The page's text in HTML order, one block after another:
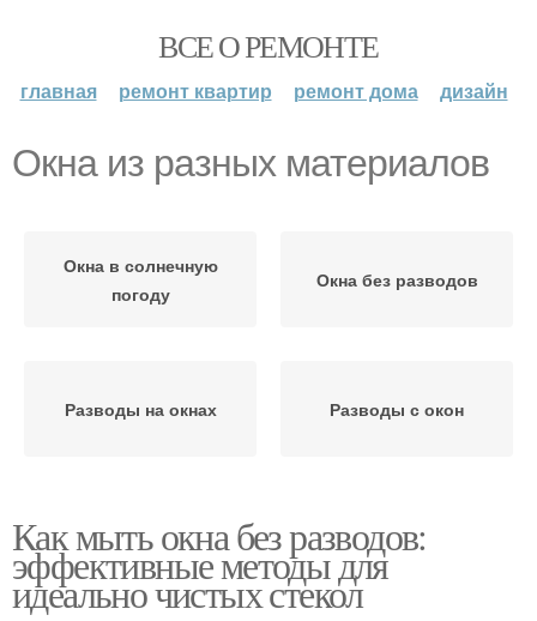
ВСЕ О РЕМОНТЕ
главная ремонт квартир ремонт дома дизайн
Окна из разных материалов
Окна в солнечную
погоду
Окна без разводов
Разводы на окнах Разводы с окон
Как мыть окна без разводов:
эффективные методы для
идеально чистых стекол